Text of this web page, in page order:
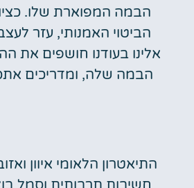
הבמה המפוארת שלו.
הביטוי האמנותי, עזר
אלינו בעודנו חושפים את
הבמה שלה, ומדריכים
התיאטרון הלאומי איוון